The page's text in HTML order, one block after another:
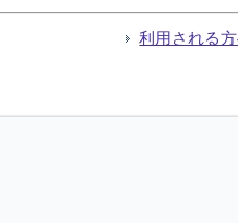
利用される